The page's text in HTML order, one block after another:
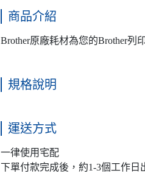
商品介紹
Brother原廠耗材為您的Brother列
規格說明
運送方式
一律使用宅配
下單付款完成後，約1-3個工作日